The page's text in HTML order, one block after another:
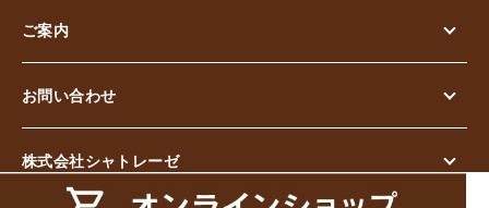
ご案内
お問い合わせ
株式会社シャトレーゼ